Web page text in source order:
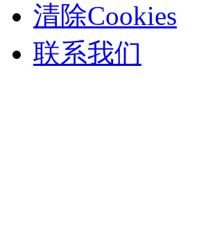
清除Cookies
联系我们